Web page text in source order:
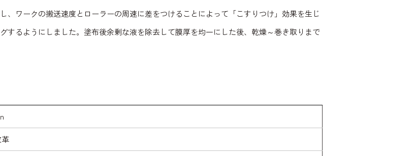
、ワークの搬送速度とローラーの周速に差をつけることによって「こすりつけ」効果を生じ
するようにしました。塗布後余剰な液を除去して膜厚を均一にした後、乾燥～巻き取りまで